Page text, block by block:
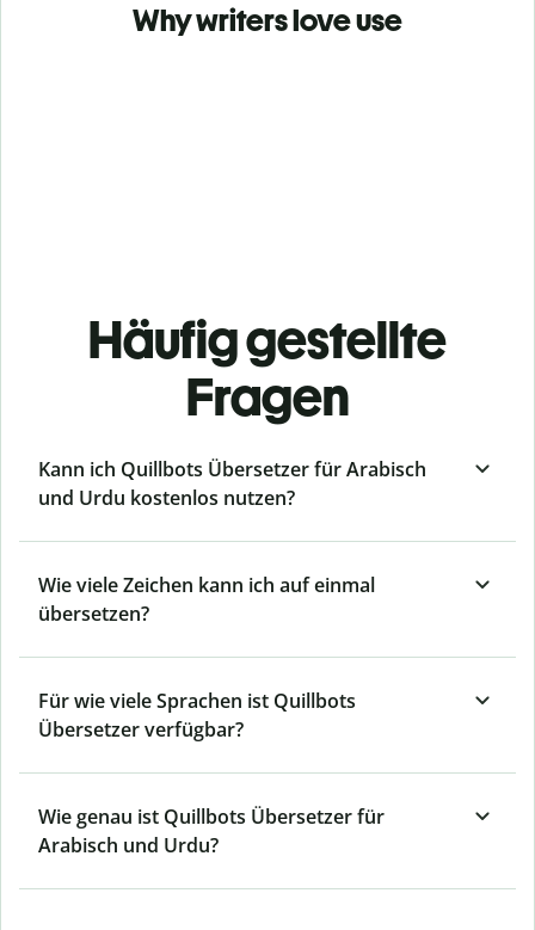
Why writers love use
Häufig gestellte
Fragen
Kann ich Quillbots Übersetzer für Arabisch
und Urdu kostenlos nutzen?
Wie viele Zeichen kann ich auf einmal
übersetzen?
Für wie viele Sprachen ist Quillbots
Übersetzer verfügbar?
Wie genau ist Quillbots Übersetzer für
Arabisch und Urdu?